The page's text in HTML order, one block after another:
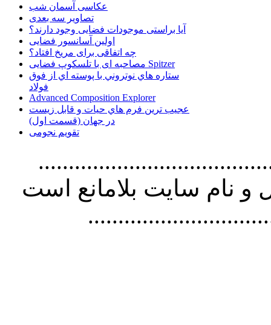
عکاسی آسمان شب
تصاویر سه بعدی
آیا براستی موجودات فضایی وجود دارند؟
اولین آسانسور فضایی
چه اتفاقی برای مریخ افتاد؟
مصاحبه ای با تلسکوپ فضایی Spitzer
ستاره هاي نوتروني با پوسته اي از فوق
فولاد
Advanced Composition Explorer
عجیب ترین فرم هاي حيات و قابل زيست
در جهان (قسمت اول)
تقویم نجومی
استفاده از
نام سايت بلامانع است